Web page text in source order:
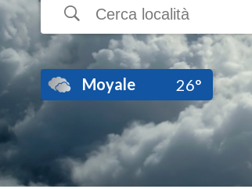
Moyale 26°